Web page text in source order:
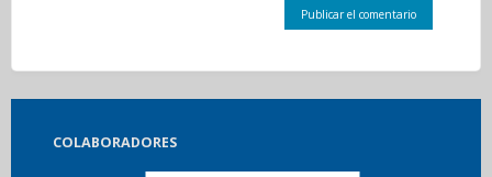
COLABORADORES